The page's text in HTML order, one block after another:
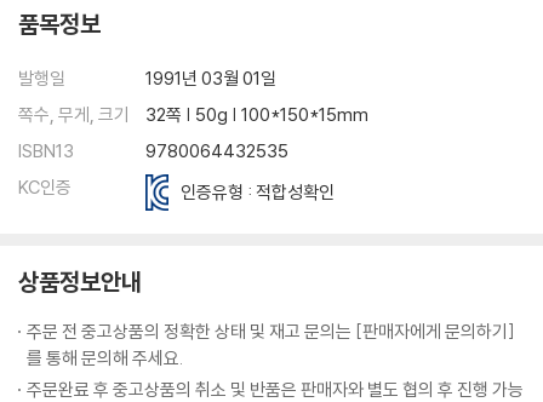
품목정보
발행일
1991년 03월 01일
쪽수, 무게, 크기
32쪽 | 50g | 100*150*15mm
ISBN13
9780064432535
KC인증
인증유형 : 적합성확인
상품정보안내
주문 전 중고상품의 정확한 상태 및 재고 문의는 [판매자에게 문의하기]
를 통해 문의해 주세요.
주문완료 후 중고상품의 취소 및 반품은 판매자와 별도 협의 후 진행 가능